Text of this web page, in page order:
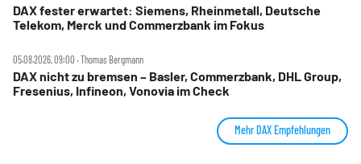
DAX fester erwartet: Siemens, Rheinmetall, Deutsche
Telekom, Merck und Commerzbank im Fokus
05.08.2026, 09:00 ‧ Thomas Bergmann
DAX nicht zu bremsen – Basler, Commerzbank, DHL Group,
Fresenius, Infineon, Vonovia im Check
Mehr DAX Empfehlungen